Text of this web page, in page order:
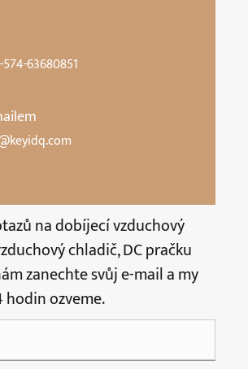
63680851
na dobíjecí vzduchový
chladič, DC pračku
zanechte svůj e-mail a my
hodin ozveme.